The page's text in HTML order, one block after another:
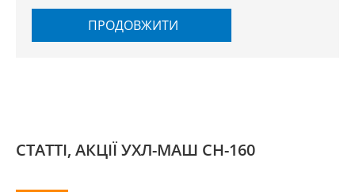
ПРОДОВЖИТИ
СТАТТІ, АКЦІЇ УХЛ-МАШ СН-160